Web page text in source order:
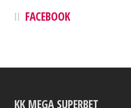
FACEBOOK
KK MEGA SUPERBET